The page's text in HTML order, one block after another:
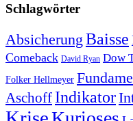
Schlagwörter
Absicherung Baisse
Comeback David Ryan Dow
Folker Hellmeyer
Aschoff Indikator